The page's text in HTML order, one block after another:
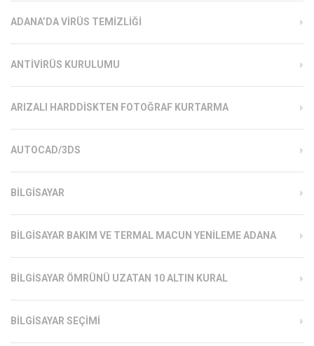
ADANA’DA VIRÜS TEMIZLIĞI
ANTIVIRÜS KURULUMU
ARIZALI HARDDISKTEN FOTOĞRAF KURTARMA
AUTOCAD/3DS
BILGISAYAR
BILGISAYAR BAKIM VE TERMAL MACUN YENILEME ADANA
BILGISAYAR ÖMRÜNÜ UZATAN 10 ALTIN KURAL
BILGISAYAR SEÇIMI